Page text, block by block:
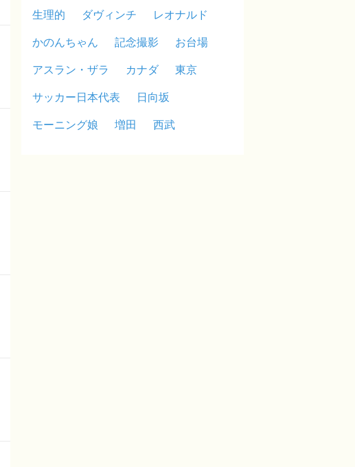
生理的
ダヴィンチ
レオナルド
かのんちゃん
記念撮影
お台場
アスラン・ザラ
カナダ
東京
サッカー日本代表
日向坂
モーニング娘
増田 西武